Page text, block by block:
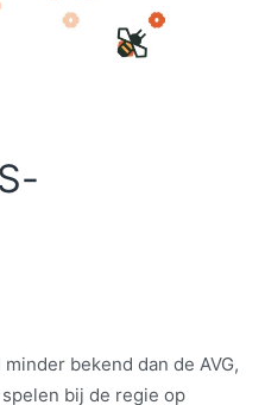
bekend dan de AVG,
bij de regie op